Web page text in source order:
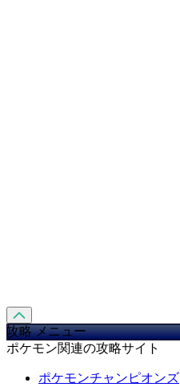
攻略 メニュー
ポケモン関連の攻略サイト
ポケモンチャンピオンズ